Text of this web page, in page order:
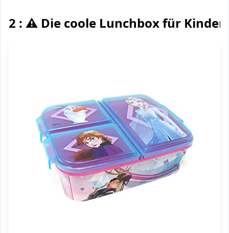
2 : ⚠️ Die coole Lunchbox für